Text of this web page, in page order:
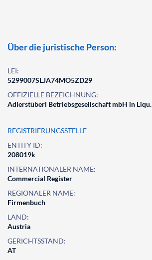
Über die juristische Person:
LEI:
5299007SLJA74MO5ZD29
OFFIZIELLE BEZEICHNUNG:
Adlerstüberl Betriebsgesellschaft mbH in Liqu.
REGISTRIERUNGSSTELLE
ENTITY ID:
208019k
INTERNATIONALER NAME:
Commercial Register
REGIONALER NAME:
Firmenbuch
LAND:
Austria
GERICHTSSTAND:
AT